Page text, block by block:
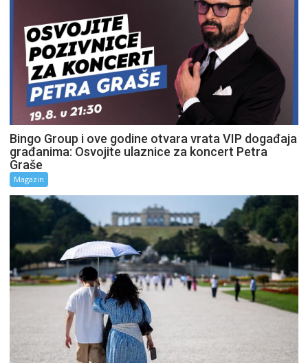
Bingo Group i ove godine otvara vrata VIP događaja
građanima: Osvojite ulaznice za koncert Petra
Graše
Magazin